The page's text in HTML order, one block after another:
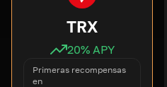
TRX
20% APY
Primeras recompensas
en